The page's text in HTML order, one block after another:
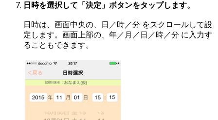
日時を選択して「決定」ボタンをタップします。
日時は、画面中央の、日／時／分 をスクロールして設
定します。画面上部の、年／月／日／時／分 に入力す
ることもできます。